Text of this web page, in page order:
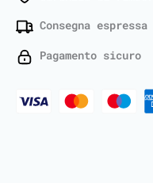
LiterConsegna espressa
Pagamento sicuro